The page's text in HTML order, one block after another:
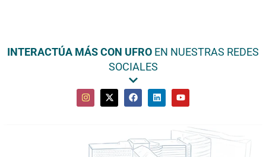
INTERACTÚA MÁS CON UFRO EN NUESTRAS REDES
SOCIALES